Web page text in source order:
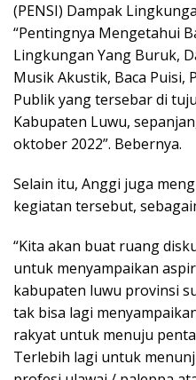
(PENSI) Dampak
“Pentingnya Mengetahui
Lingkungan Yang Buruk,
Musik Akustik, Baca Puisi,
Publik yang tersebar di
Kabupaten Luwu,
oktober 2022”. Bebernya.
Selain itu, Anggi juga
kegiatan tersebut,
“Kita akan buat ruang
untuk menyampaikan
kabupaten luwu provinsi
tak bisa lagi
rakyat untuk menuju
Terlebih lagi untuk